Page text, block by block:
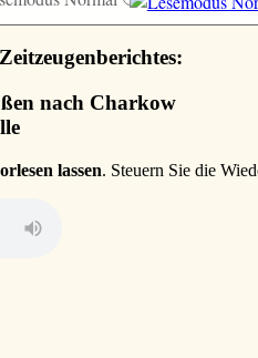
nach Charkow
lassen. Steuern Sie die